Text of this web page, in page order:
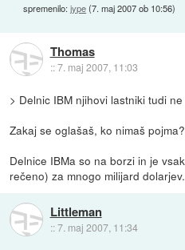
spremenilo:jype(7. maj 2007 ob 10:56)
Thomas
::7. maj 2007, 11:03
> Delnic IBM njihovi lastniki tudi
Zakaj se oglašaš, ko nimaš pojma?
Delnice IBMa so na borzi in je
rečeno) za mnogo milijard dolarjev.
Littleman
::7. maj 2007, 11:34